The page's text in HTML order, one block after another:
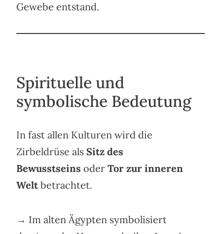
Gewebe entstand.
Spirituelle und
symbolische Bedeutung
In fast allen Kulturen wird die
Zirbeldrüse als Sitz des
Bewusstseins oderTor zur inneren
Weltbetrachtet.
→ Im alten Ägypten symbolisiert